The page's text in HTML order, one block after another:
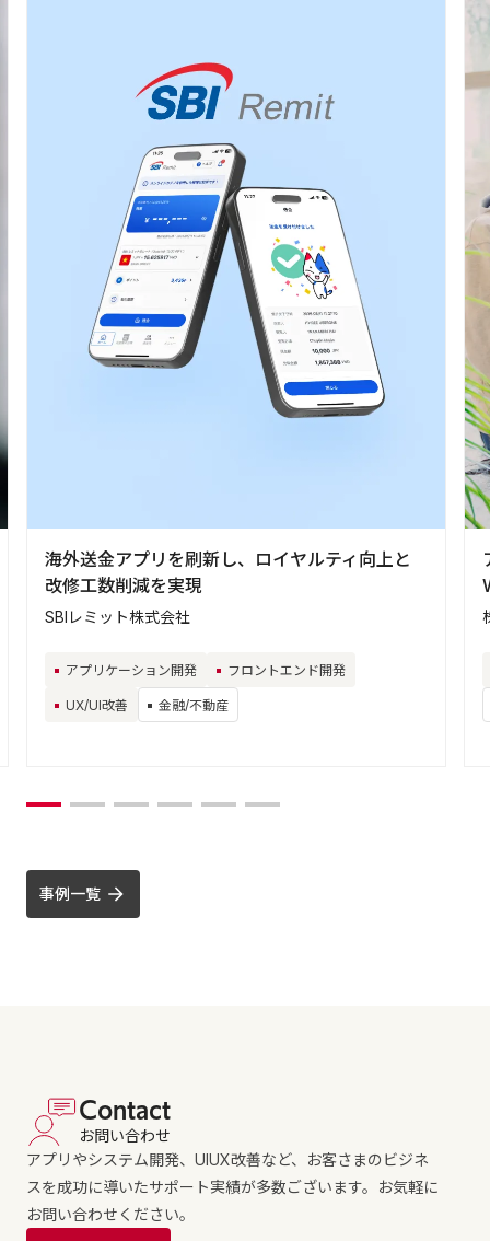
海外送金アプリを刷新し、ロイヤルティ向上と
改修工数削減を実現
SBIレミット株式会社
アプリケーション開発 フロントエンド開発
UX/UI改善 金融/不動産
事例一覧
Contact
お問い合わせ
アプリやシステム開発、UIUX改善など、お客さまのビジネ
スを成功に導いたサポート実績が多数ございます。お気軽に
お問い合わせください。